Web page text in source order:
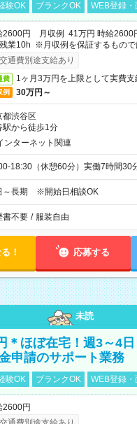
験OK ブランクOK WEB登録・
2600円 月収例 41万円 時給2600
業10h ※月収例を保証するもの
りサービス利用可（利用条件有）
交通費別途支給あり
費 1ヶ月3万円を上限として実費支
例 30万円～
都渋谷区
駅から徒歩1分
ンターネット関連
18:30（休憩60分）実働7時間30
～長期 ※開始日相談OK
書不要 / 服装自由
！ 応募する
未読
＊ほぼ在宅！週3～4
申請のサポート業務
験OK ブランクOK WEB登録・
2600円